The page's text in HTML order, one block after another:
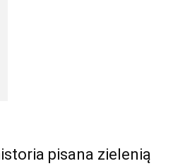
pisana zielenią